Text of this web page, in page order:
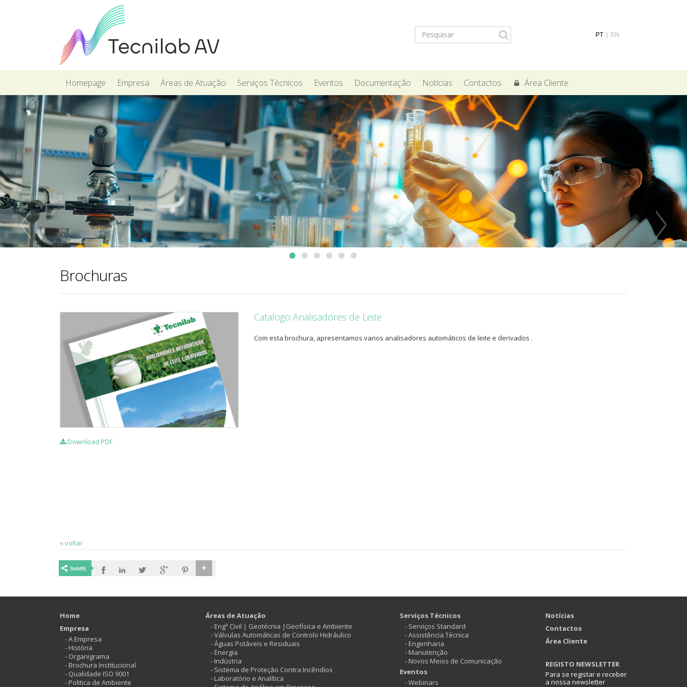
PT EN
Homepage Empresa Áreas de Atuação Serviços Técnicos Eventos Documentação Notícias Contactos Área Cliente
Brochuras
Download PDF
Catalogo Analisadores de Leite
Com esta brochura, apresentamos varios analisadores automáticos de leite e derivados .
« voltar
Home
Empresa
- A Empresa
- História
- Organigrama
- Brochura Institucional
- Qualidade ISO 9001
- Politica de Ambiente
Áreas de Atuação
- Engª Civil | Geotécnia |Geofísica e Ambiente
- Válvulas Automáticas de Controlo Hidráulico
- Águas Potáveis e Residuais
- Energia
- Indústria
- Sistema de Proteção Contra Incêndios
- Laboratório e Analítica
Serviços Técnicos
- Serviços Standard
- Assistência Técnica
- Engenharia
- Manutenção
- Novos Meios de Comunicação
Eventos
- Webinars
Notícias
Contactos
Área Cliente
REGISTO NEWSLETTER
Para se registar e receber
a nossa newsletter